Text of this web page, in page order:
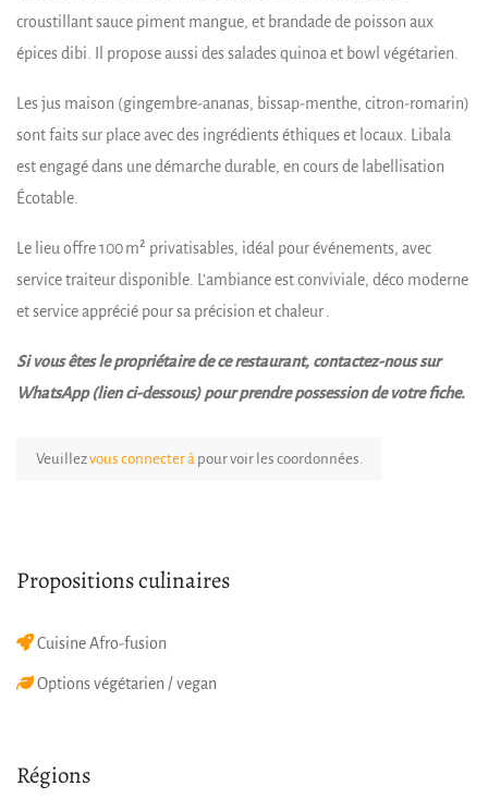
croustillant sauce piment mangue, et brandade de poisson aux
épices dibi. Il propose aussi des salades quinoa et bowl végétarien.
Les jus maison (gingembre-ananas, bissap-menthe, citron-romarin)
sont faits sur place avec des ingrédients éthiques et locaux. Libala
est engagé dans une démarche durable, en cours de labellisation
Écotable.
Le lieu offre 100 m² privatisables, idéal pour événements, avec
service traiteur disponible. L’ambiance est conviviale, déco moderne
et service apprécié pour sa précision et chaleur .
Si vous êtes le propriétaire de ce restaurant, contactez-nous sur
WhatsApp (lien ci-dessous) pour prendre possession de votre fiche.
Veuillezvous connecter à pour voir les coordonnées.
Propositions culinaires
Cuisine Afro-fusion
Options végétarien / vegan
Régions